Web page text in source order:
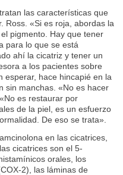
las características que
Ross. «Si es roja, abordas la
pigmento. Hay que tener
para lo que se está
ahí la cicatriz y tener un
a los pacientes sobre
esperar, hace hincapié en la
sin manchas. «No es hacer
es restaurar por
de la piel, es un esfuerzo
De eso se trata».
en las cicatrices,
cicatrices son el 5-
orales, los
2), las láminas de